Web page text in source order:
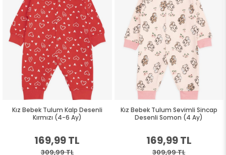
Kız Bebek Tulum Kalp Desenli
Kırmızı (4-6 Ay)
169,99 TL
309,99 TL
Kız Bebek Tulum Sevimli Sincap
Desenli Somon (4 Ay)
169,99 TL
309,99 TL